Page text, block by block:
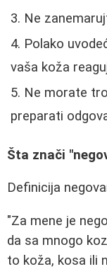
Ne
Polako
vaša koža
Ne morate
preparati
Šta znači
Definicija
"Za mene je
da sa mnogo
to koža, kosa ili